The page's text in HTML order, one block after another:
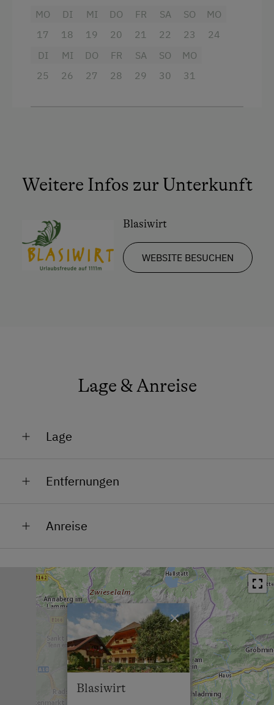
MO
17
DI
18
MI
19
DO
20
FR
21
SA
22
SO
23
MO
24
DI
25
MI
26
DO
27
FR
28
SA
29
SO
30
MO
31
Weitere Infos zur Unterkunft
Blasiwirt
WEBSITE BESUCHEN
Lage & Anreise
Lage
Ortsrand
Entfernungen
Bushaltestelle in 0 km
Restaurant in 0 km
Schwimmbad in 7 km
See / Teich in 2 km
Skilift in 7 km
Loipe in 0 km
Anreise
Blasiwirt
×